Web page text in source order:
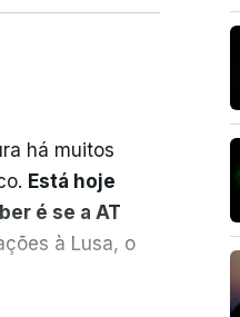
há muitos
Está hoje
é se a AT
à Lusa, o